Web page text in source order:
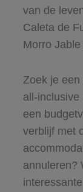
van de
Caleta de
Morro
Zoek je
all-inclusive
een
verblijf met
annuleren?